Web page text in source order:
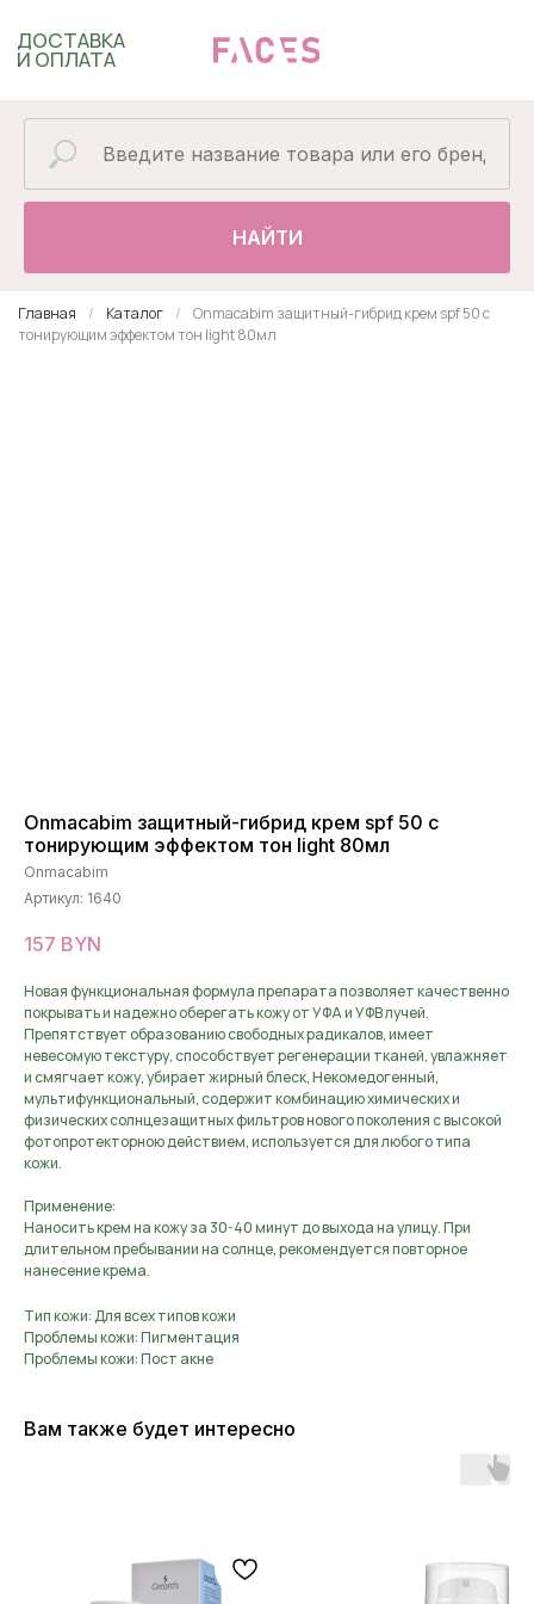
И ОПЛАТА
НАЙТИ
Главная Каталог
Onmacabim защитный-гибрид крем spf 50 с
тонирующим эффектом тон light 80мл
Onmacabim защитный-гибрид крем spf 50 с
тонирующим эффектом тон light 80мл
Onmacabim
Артикул: 1640
157 BYN
Новая функциональная формула препарата позволяет качественно
покрывать и надежно оберегать кожу от УФА и УФВ лучей.
Препятствует образованию свободных радикалов, имеет
невесомую текстуру, способствует регенерации тканей, увлажняет
и смягчает кожу, убирает жирный блеск, Некомедогенный,
мультифункциональный, содержит комбинацию химических и
физических солнцезащитных фильтров нового поколения с высокой
фотопротекторною действием, используется для любого типа
кожи.
Применение:
Наносить крем на кожу за 30-40 минут до выхода на улицу. При
длительном пребывании на солнце, рекомендуется повторное
нанесение крема.
Тип кожи: Для всех типов кожи
Проблемы кожи: Пигментация
Проблемы кожи: Пост акне
Вам также будет интересно